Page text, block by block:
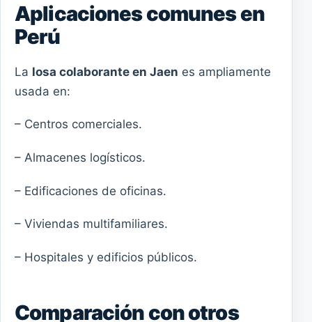
Aplicaciones comunes en
Perú
La losa colaborante en Jaen es ampliamente
usada en:
– Centros comerciales.
– Almacenes logísticos.
– Edificaciones de oficinas.
– Viviendas multifamiliares.
– Hospitales y edificios públicos.
Comparación con otros